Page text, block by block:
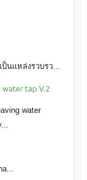
นแหล่งรวบรว...
tap V.2
water